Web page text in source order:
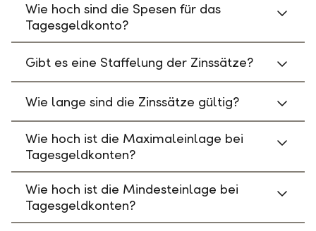
Wie hoch sind die Spesen für das
Tagesgeldkonto?
Gibt es eine Staffelung der Zinssätze?
Wie lange sind die Zinssätze gültig?
Wie hoch ist die Maximaleinlage bei
Tagesgeldkonten?
Wie hoch ist die Mindesteinlage bei
Tagesgeldkonten?